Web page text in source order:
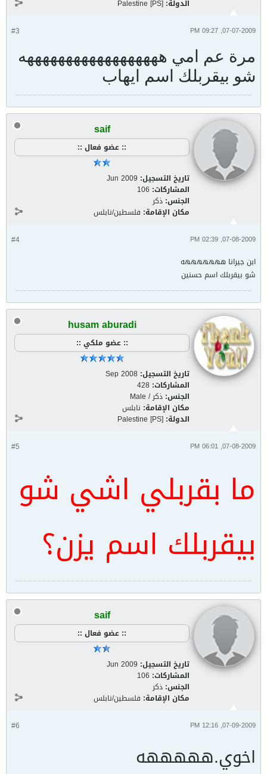
الدولة: Palestine [PS]
#3 07-07-2009, 09:27 PM
مرة عم امي ههههههههههههههههههه
شو بيقربلك اسم ايهاب
saif
:: عضو فعال ::
تاريخ التسجيل: Jun 2009
المشاركات: 106
الجنس: ذكر
مكان الإقامة: فلسطين/نابلس
#4 07-08-2009, 02:39 PM
ابن جيرانا هههههههه
شو بيقربلك اسم حسنين
husam aburadi
:: عضو ملكي ::
تاريخ التسجيل: Sep 2008
المشاركات: 428
الجنس: ذكر / Male
مكان الإقامة: نابلس
الدولة: Palestine [PS]
#5 07-08-2009, 06:01 PM
ما بقربلي اشي شو
بيقربلك اسم يزن؟
saif
:: عضو فعال ::
تاريخ التسجيل: Jun 2009
المشاركات: 106
الجنس: ذكر
مكان الإقامة: فلسطين/نابلس
#6 07-09-2009, 12:16 PM
اخوي.هههههه